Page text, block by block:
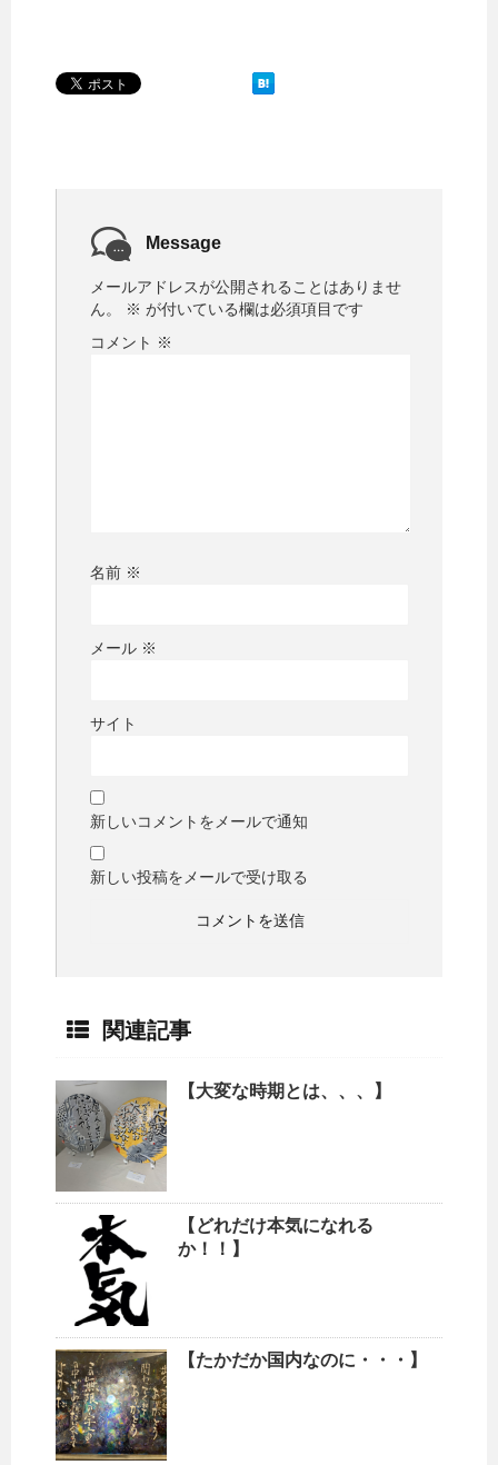
Message
メールアドレスが公開されることはありませ
ん。
※ が付いている欄は必須項目です
コメント ※
名前 ※
メール ※
サイト
新しいコメントをメールで通知
新しい投稿をメールで受け取る
関連記事
【大変な時期とは、、、】
【どれだけ本気になれる
か！！】
【たかだか国内なのに・・・】